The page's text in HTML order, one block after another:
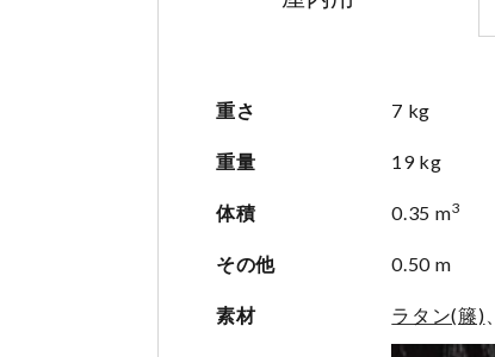
重さ 7 kg
重量 19 kg
体積 0.35 m3
その他 0.50 m
素材 ラタン(籐)